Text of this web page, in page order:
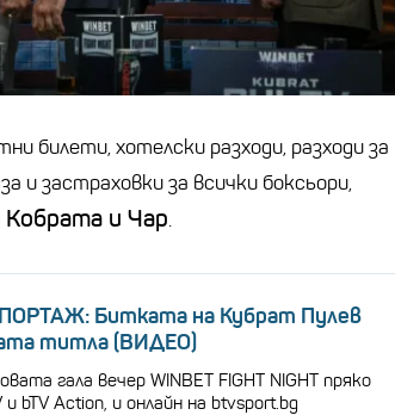
билети, хотелски разходи, разходи за
и застраховки за всички боксьори,
Кобрата и Чар.
Битката на Кубрат Пулев
титла (ВИДЕО)
гала вечер WINBET FIGHT NIGHT пряко
и bTV Action, и онлайн на btvsport.bg